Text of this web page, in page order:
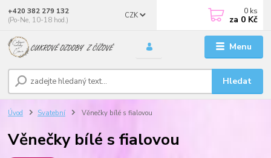
Menu
CZK
Hledat
+420 382 279 132
(Po-Ne, 10-18 hod.)
0 ks
za 0 Kč
Úvod Svatební Věnečky bílé s fialovou
Věnečky bílé s fialovou